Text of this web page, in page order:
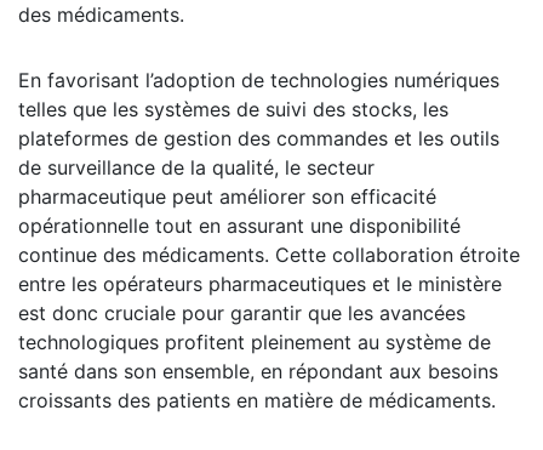
des médicaments.
En favorisant l’adoption de technologies numériques
telles que les systèmes de suivi des stocks, les
plateformes de gestion des commandes et les outils
de surveillance de la qualité, le secteur
pharmaceutique peut améliorer son efficacité
opérationnelle tout en assurant une disponibilité
continue des médicaments. Cette collaboration étroite
entre les opérateurs pharmaceutiques et le ministère
est donc cruciale pour garantir que les avancées
technologiques profitent pleinement au système de
santé dans son ensemble, en répondant aux besoins
croissants des patients en matière de médicaments.